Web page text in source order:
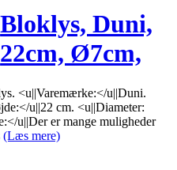
Bloklys, Duni,
22cm, Ø7cm,
buttermilk
*Denne vare
tages ikke
<u||Varemærke:</u||Duni.
u||22 cm. <u||Diameter:
u||Der er mange muligheder
(Læs mere)